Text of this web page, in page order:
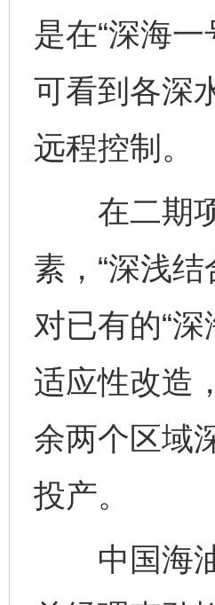
是在“深海
可看到各深
远程控制。
在二期项
素，“深浅
对已有的“
适应性改造
余两个区域
投产。
中国海油